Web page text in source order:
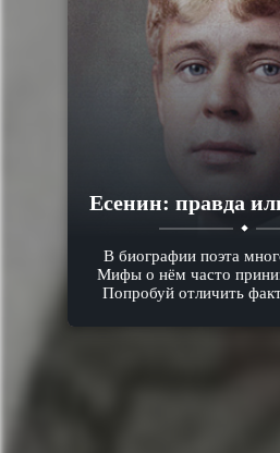
Есенин: правда
В биографии поэта
Мифы о нём часто
Попробуй отличить